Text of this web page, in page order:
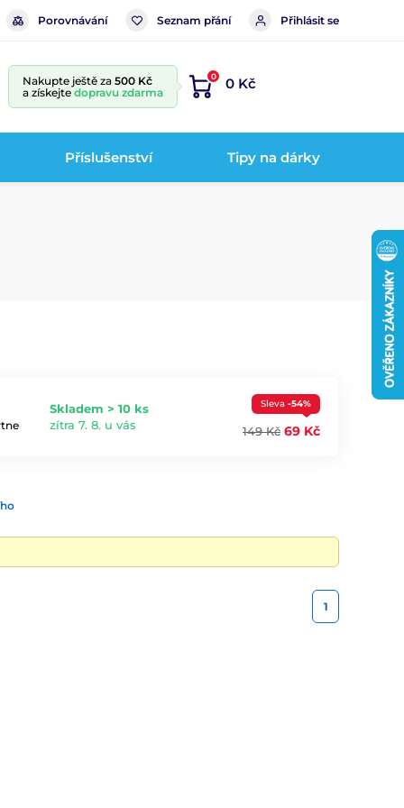
Porovnávání Seznam přání Přihlásit se
Nakupte ještě za 500 Kč
a získejte dopravu zdarma
0 0 Kč
Příslušenství Tipy na dárky
Skladem > 10 ks
zítra 7. 8. u vás
Sleva -54%
149 Kč 69 Kč
1